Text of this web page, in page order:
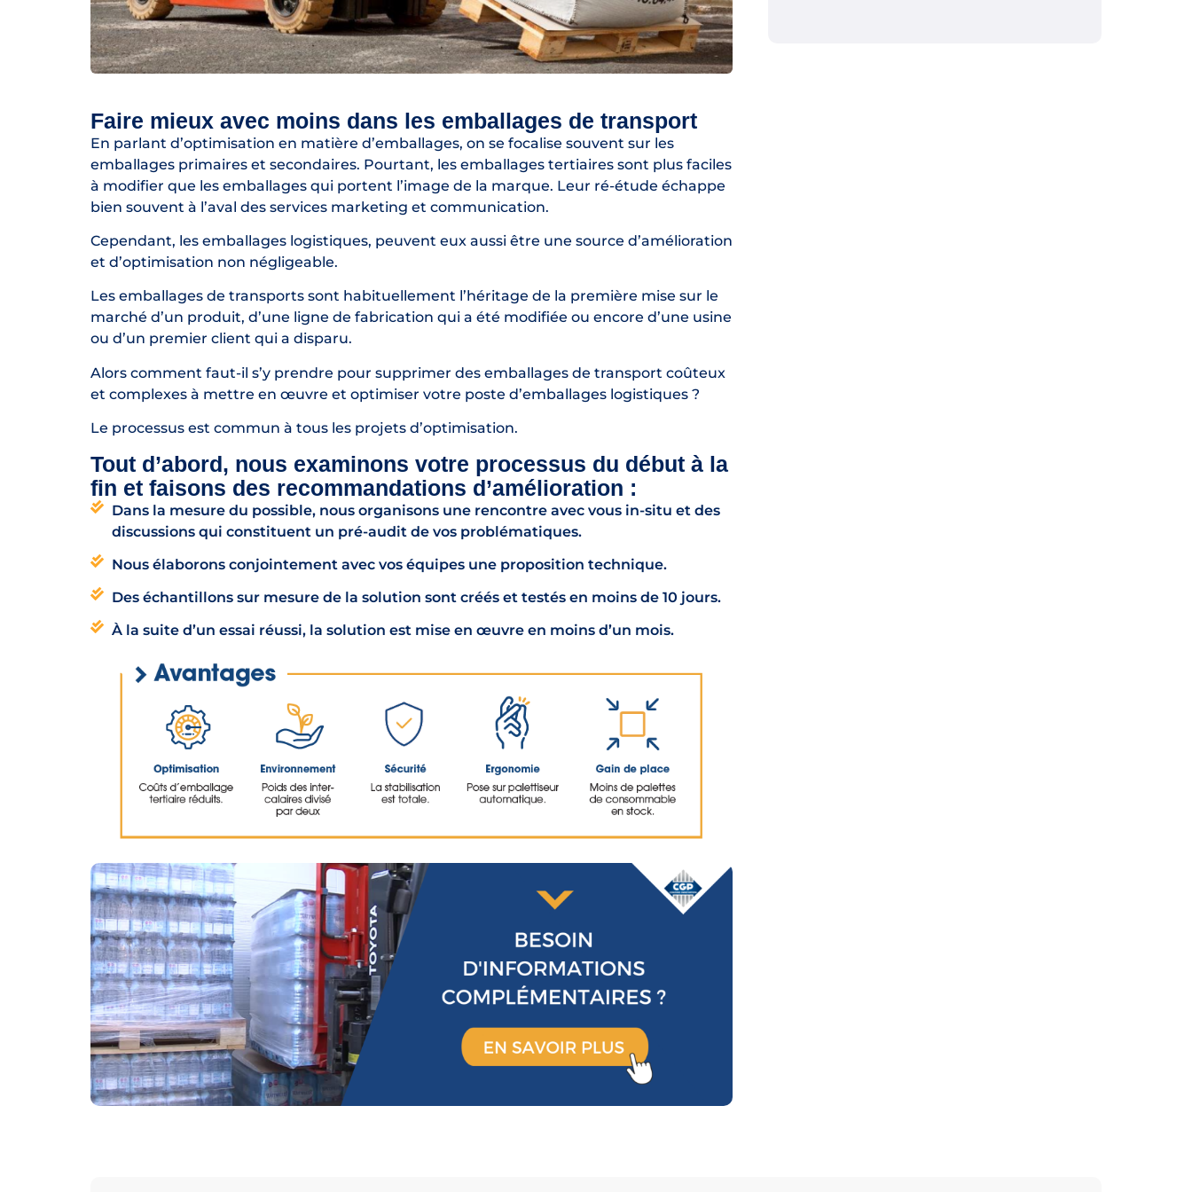
Faire mieux avec moins dans les emballages de transport
En parlant d’optimisation en matière d’emballages, on se focalise souvent sur les
emballages primaires et secondaires. Pourtant, les emballages tertiaires sont plus faciles
à modifier que les emballages qui portent l’image de la marque. Leur ré-étude échappe
bien souvent à l’aval des services marketing et communication.
Cependant, les emballages logistiques, peuvent eux aussi être une source d’amélioration
et d’optimisation non négligeable.
Les emballages de transports sont habituellement l’héritage de la première mise sur le
marché d’un produit, d’une ligne de fabrication qui a été modifiée ou encore d’une usine
ou d’un premier client qui a disparu.
Alors comment faut-il s’y prendre pour supprimer des emballages de transport coûteux
et complexes à mettre en œuvre et optimiser votre poste d’emballages logistiques ?
Le processus est commun à tous les projets d’optimisation.
Tout d’abord, nous examinons votre processus du début à la
fin et faisons des recommandations d’amélioration :
Dans la mesure du possible, nous organisons une rencontre avec vous in-situ et des
discussions qui constituent un pré-audit de vos problématiques.
Nous élaborons conjointement avec vos équipes une proposition technique.
Des échantillons sur mesure de la solution sont créés et testés en moins de 10 jours.
À la suite d’un essai réussi, la solution est mise en œuvre en moins d’un mois.